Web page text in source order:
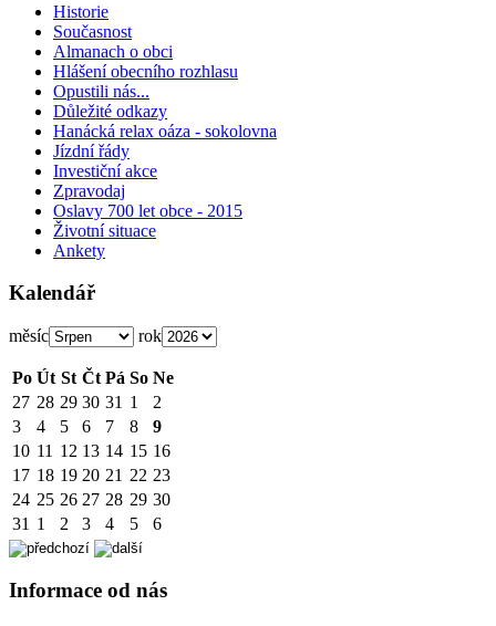
Historie
Současnost
Almanach o obci
Hlášení obecního rozhlasu
Opustili nás...
Důležité odkazy
Hanácká relax oáza - sokolovna
Jízdní řády
Investiční akce
Zpravodaj
Oslavy 700 let obce - 2015
Životní situace
Ankety
Kalendář
měsíc rok
Po Út St Čt Pá So Ne
27 28 29 30 31 1
2
3
4 5 6 7 8
9
10 11 12 13 14 15 16
17 18 19 20 21 22 23
24 25 26 27 28 29 30
31 1 2 3 4 5 6
Informace od nás